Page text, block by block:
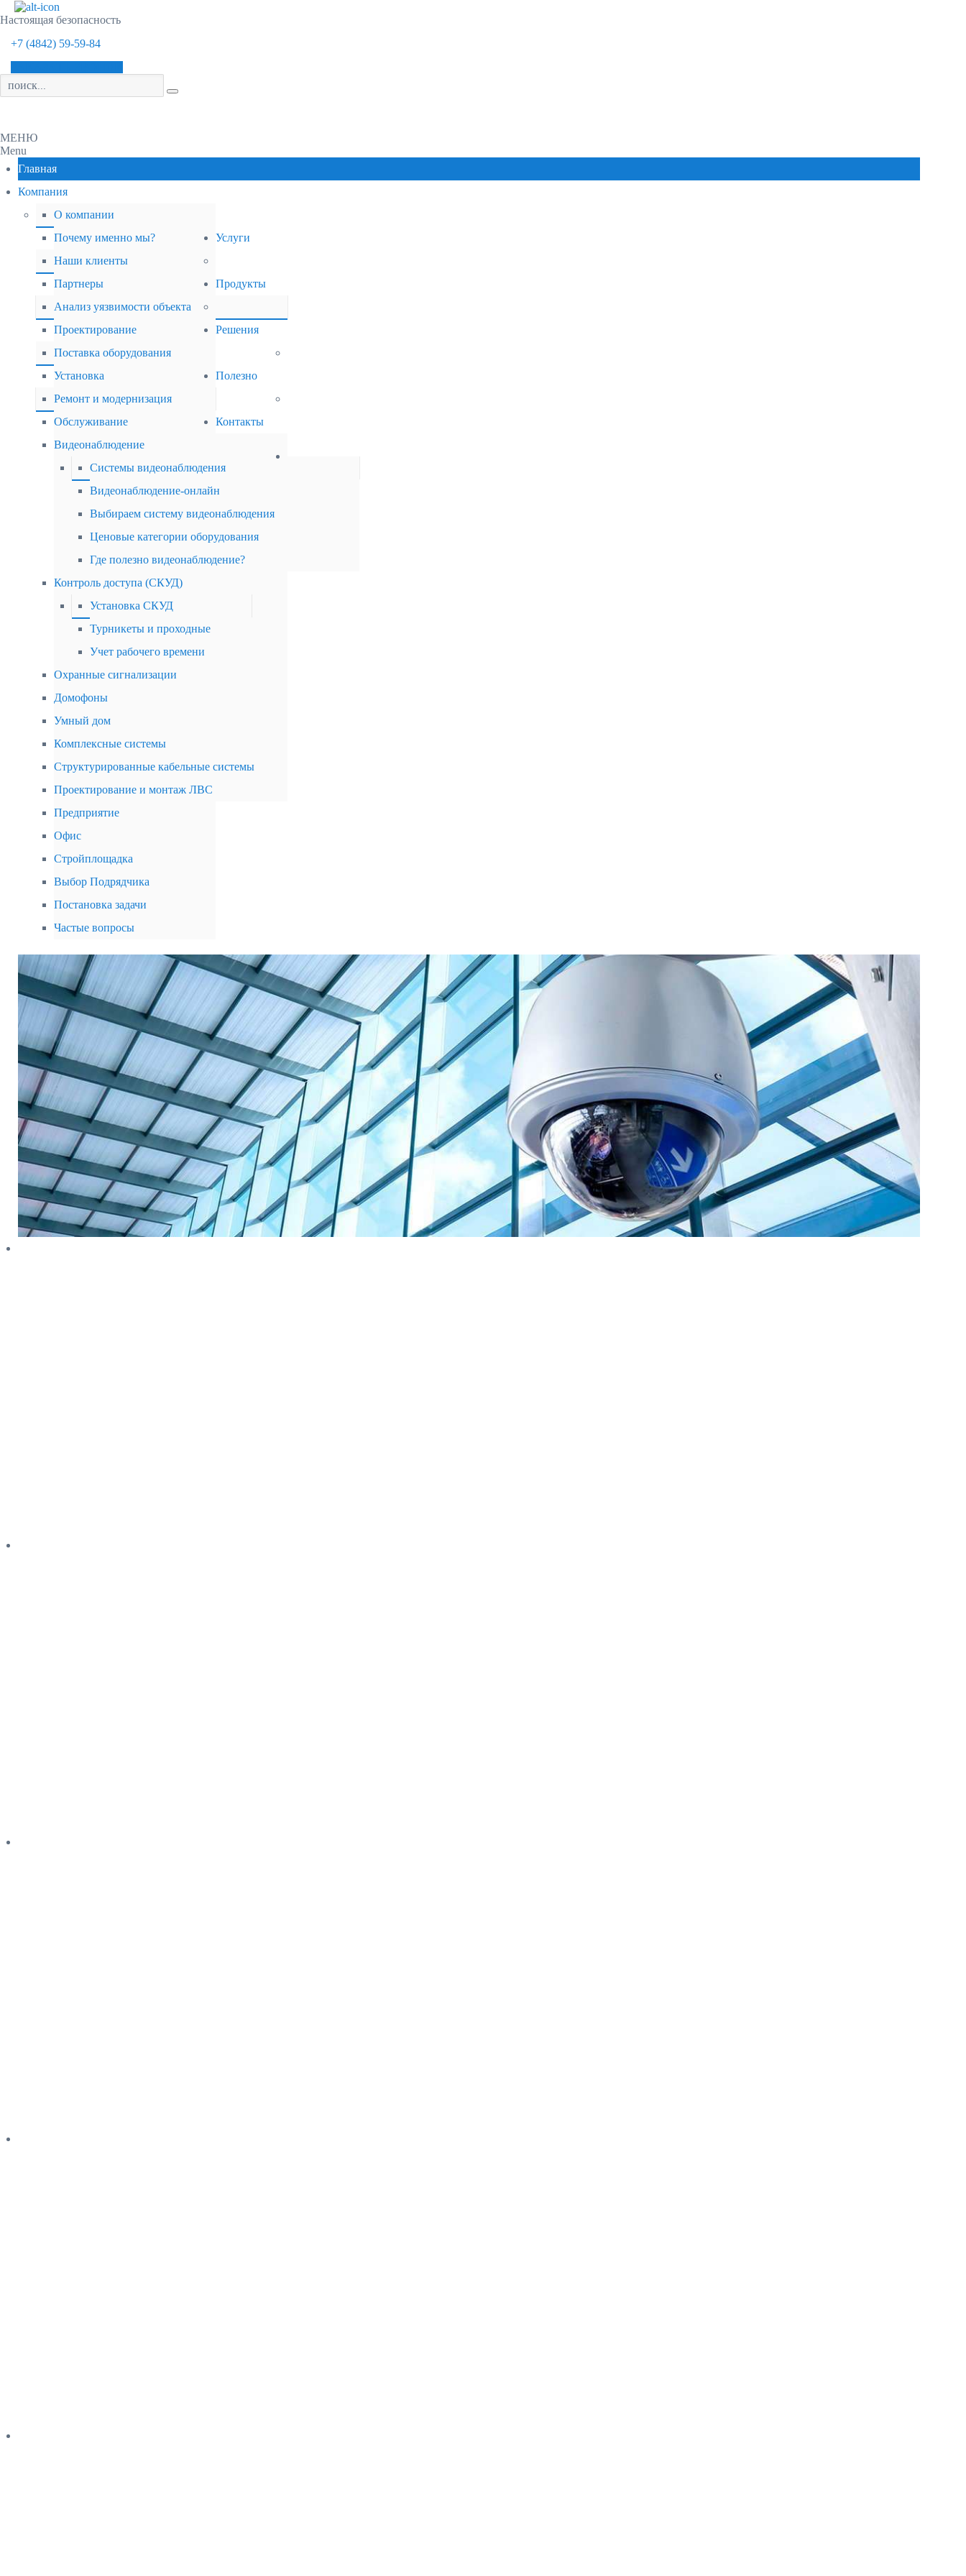
Настоящая безопасность
+7 (4842) 59-59-84
Menu
Главная
Компания
О компании
Почему именно мы?
Наши клиенты
Партнеры
Услуги
Анализ уязвимости объекта
Проектирование
Поставка оборудования
Установка
Ремонт и модернизация
Обслуживание
Продукты
Видеонаблюдение
Системы видеонаблюдения
Видеонаблюдение-онлайн
Выбираем систему видеонаблюдения
Ценовые категории оборудования
Где полезно видеонаблюдение?
Контроль доступа (СКУД)
Установка СКУД
Турникеты и проходные
Учет рабочего времени
Охранные сигнализации
Домофоны
Умный дом
Комплексные системы
Структурированные кабельные системы
Проектирование и монтаж ЛВС
Решения
Предприятие
Офис
Стройплощадка
Полезно
Выбор Подрядчика
Постановка задачи
Частые вопросы
Контакты